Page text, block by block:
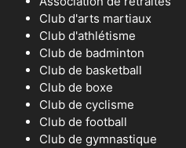
Club d'arts martiaux
Club d'athlétisme
Club de badminton
Club de basketball
Club de boxe
Club de cyclisme
Club de football
Club de gymnastique